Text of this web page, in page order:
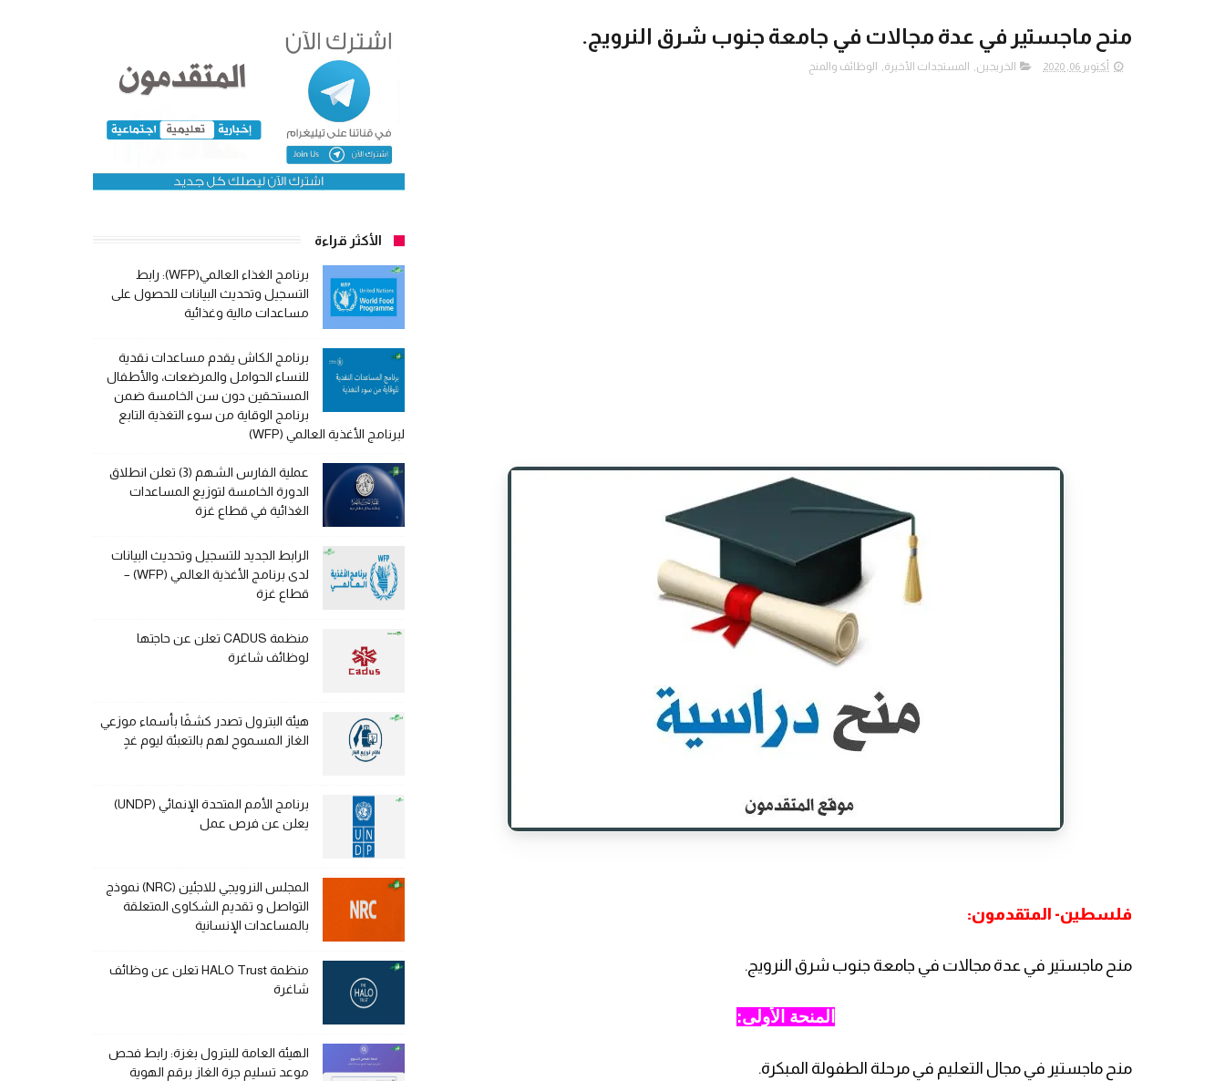
منح ماجستير في عدة مجالات في جامعة جنوب شرق النرويج.
أكتوبر 06, 2020 الخريجين, المستجدات الأخيرة, الوظائف والمنح
فلسطين- المتقدمون:
منح ماجستير في عدة مجالات في جامعة جنوب شرق النرويج.
المنحة الأولى:
منح ماجستير في مجال التعليم في مرحلة الطفولة المبكرة.
الأكثر قراءة
برنامج الغذاء العالمي(WFP): رابط
التسجيل وتحديث البيانات للحصول على
مساعدات مالية وغذائية
برنامج الكاش يقدم مساعدات نقدية
للنساء الحوامل والمرضعات، والأطفال
المستحقين دون سن الخامسة ضمن
برنامج الوقاية من سوء التغذية التابع
لبرنامج الأغذية العالمي (WFP)
عملية الفارس الشهم (3) تعلن انطلاق
الدورة الخامسة لتوزيع المساعدات
الغذائية في قطاع غزة
الرابط الجديد للتسجيل وتحديث البيانات
لدى برنامج الأغذية العالمي (WFP) –
قطاع غزة
منظمة CADUS تعلن عن حاجتها
لوظائف شاغرة
هيئة البترول تصدر كشفًا بأسماء موزعي
الغاز المسموح لهم بالتعبئة ليوم غدٍ
برنامج الأمم المتحدة الإنمائي (UNDP)
يعلن عن فرص عمل
المجلس النرويجي للاجئين (NRC) نموذج
التواصل و تقديم الشكاوى المتعلقة
بالمساعدات الإنسانية
منظمة HALO Trust تعلن عن وظائف
شاغرة
الهيئة العامة للبترول بغزة: رابط فحص
موعد تسليم جرة الغاز برقم الهوية